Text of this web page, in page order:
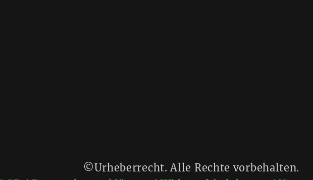
©Urheberrecht. Alle Rechte vorbehalten.